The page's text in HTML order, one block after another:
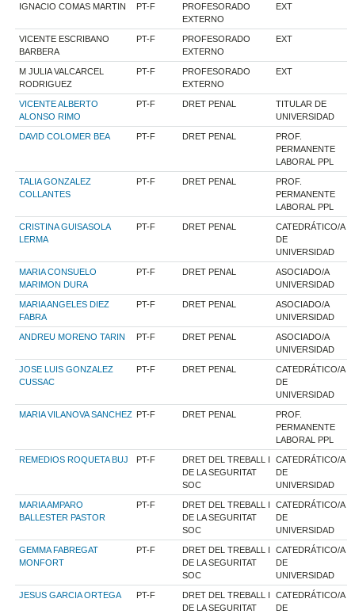
IGNACIO COMAS MARTIN PT-F
PROFESORADO
EXTERNO
EXT
VICENTE ESCRIBANO
BARBERA
PT-F
PROFESORADO
EXTERNO
EXT
M JULIA VALCARCEL
RODRIGUEZ
PT-F
PROFESORADO
EXTERNO
EXT
VICENTE ALBERTO
ALONSO RIMO
PT-F DRET PENAL
TITULAR DE
UNIVERSIDAD
DAVID COLOMER BEA PT-F DRET PENAL
PROF.
PERMANENTE
LABORAL PPL
TALIA GONZALEZ
COLLANTES
PT-F DRET PENAL
PROF.
PERMANENTE
LABORAL PPL
CRISTINA GUISASOLA
LERMA
PT-F DRET PENAL
CATEDRÁTICO/A
DE
UNIVERSIDAD
MARIA CONSUELO
MARIMON DURA
PT-F DRET PENAL
ASOCIADO/A
UNIVERSIDAD
MARIA ANGELES DIEZ
FABRA
PT-F DRET PENAL
ASOCIADO/A
UNIVERSIDAD
ANDREU MORENO TARIN PT-F DRET PENAL
ASOCIADO/A
UNIVERSIDAD
JOSE LUIS GONZALEZ
CUSSAC
PT-F DRET PENAL
CATEDRÁTICO/A
DE
UNIVERSIDAD
MARIA VILANOVA SANCHEZ PT-F DRET PENAL
PROF.
PERMANENTE
LABORAL PPL
REMEDIOS ROQUETA BUJ PT-F
DRET DEL TREBALL I
DE LA SEGURITAT
SOC
CATEDRÁTICO/A
DE
UNIVERSIDAD
MARIA AMPARO
BALLESTER PASTOR
PT-F
DRET DEL TREBALL I
DE LA SEGURITAT
SOC
CATEDRÁTICO/A
DE
UNIVERSIDAD
GEMMA FABREGAT
MONFORT
PT-F
DRET DEL TREBALL I
DE LA SEGURITAT
SOC
CATEDRÁTICO/A
DE
UNIVERSIDAD
JESUS GARCIA ORTEGA PT-F
DRET DEL TREBALL I
DE LA SEGURITAT
CATEDRÁTICO/A
DE